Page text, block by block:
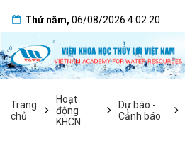
Thứ năm, 06/08/2026 4:02:21
Trang
chủ
Hoạt
động
KHCN
Dự báo -
Cảnh báo